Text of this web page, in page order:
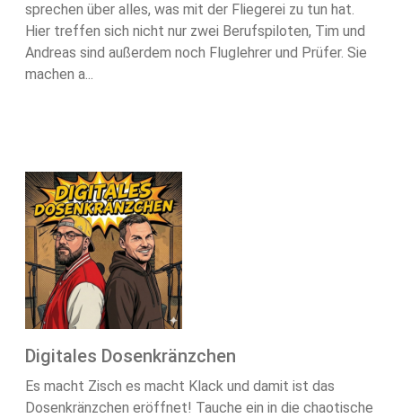
sprechen über alles, was mit der Fliegerei zu tun hat.
Hier treffen sich nicht nur zwei Berufspiloten, Tim und
Andreas sind außerdem noch Fluglehrer und Prüfer. Sie
machen a...
Digitales Dosenkränzchen
Es macht Zisch es macht Klack und damit ist das
Dosenkränzchen eröffnet! Tauche ein in die chaotische